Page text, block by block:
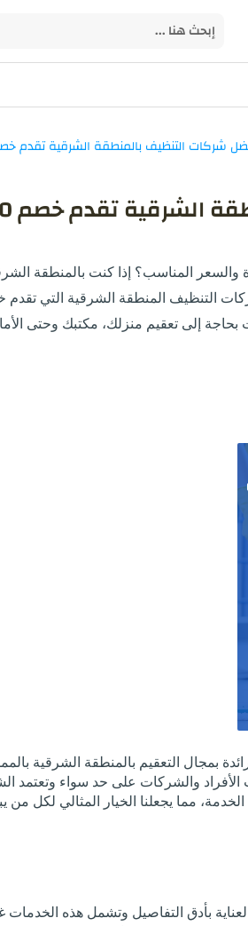
الشرقية تقدم خصم 50%
المناسب؟ إذا كنت بالمنطقة
التنظيف المنطقة الشرقية التي تقدم
بمجال التعقيم بالمنطقة الشرقية
الأفراد والشركات على حد سواء وتعتمد
مما يجعلنا الخيار المثالي لكل
بأدق التفاصيل وتشمل هذه